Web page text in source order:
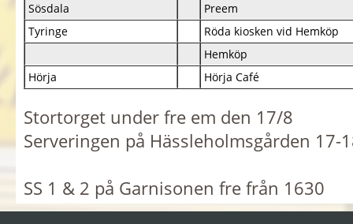
Sösdala
Preem
Tyringe
Röda kiosken vid Hemköp
Hemköp
Hörja
Hörja Café
Stortorget under fre em den 17/8
Serveringen på Hässleholmsgården 17-
SS 1 & 2 på Garnisonen fre från 1630